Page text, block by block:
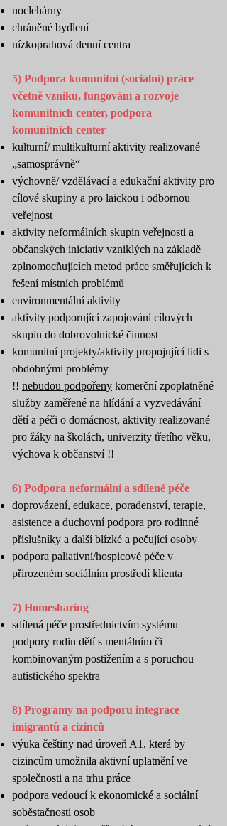
noclehárny
chráněné bydlení
nízkoprahová denní centra
5) Podpora komunitní (sociální) práce
včetně vzniku, fungování a rozvoje
komunitních center, podpora
komunitních center
kulturní/ multikulturní aktivity realizované
„samosprávně“
výchovně/ vzdělávací a edukační aktivity pro
cílové skupiny a pro laickou i odbornou
veřejnost
aktivity neformálních skupin veřejnosti a
občanských iniciativ vzniklých na základě
zplnomocňujících metod práce směřujících k
řešení místních problémů
environmentální aktivity
aktivity podporující zapojování cílových
skupin do dobrovolnické činnost
komunitní projekty/aktivity propojující lidi s
obdobnými problémy
!! nebudou podpořeny komerční zpoplatněné
služby zaměřené na hlídání a vyzvedávání
dětí a péči o domácnost, aktivity realizované
pro žáky na školách, univerzity třetího věku,
výchova k občanství !!​
6) Podpora neformální a sdílené péče
doprovázení, edukace, poradenství, terapie,
asistence a duchovní podpora pro rodinné
příslušníky a další blízké a pečující osoby
podpora paliativní/hospicové péče v
přirozeném sociálním prostředí klienta
7) Homesharing
sdílená péče prostřednictvím systému
podpory rodin dětí s mentálním či
kombinovaným postižením a s poruchou
autistického spektra
8) Programy na podporu integrace
imigrantů a cizinců
výuka češtiny nad úroveň A1, která by
cizincům umožnila aktivní uplatnění ve
společnosti a na trhu práce
podpora vedoucí k ekonomické a sociální
soběstačnosti osob